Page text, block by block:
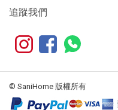
追蹤我們
© SaniHome 版權所有